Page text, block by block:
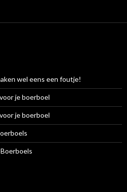
wel eens een foutje!
je boerboel
je boerboel